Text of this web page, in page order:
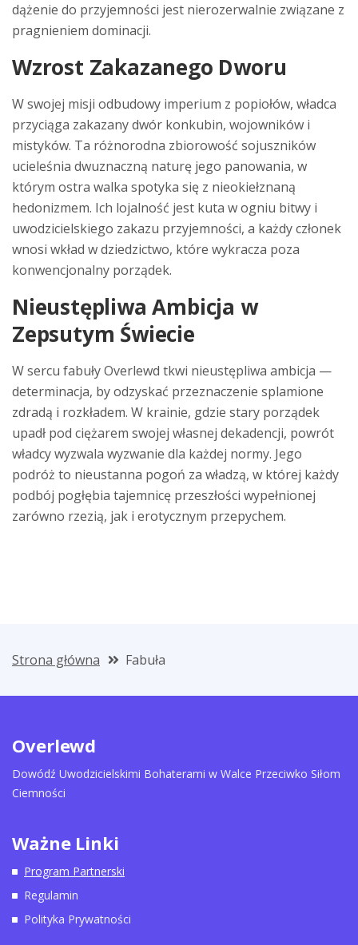
dążenie do przyjemności jest nierozerwalnie związane z
pragnieniem dominacji.
Wzrost Zakazanego Dworu
W swojej misji odbudowy imperium z popiołów, władca
przyciąga zakazany dwór konkubin, wojowników i
mistyków. Ta różnorodna zbiorowość sojuszników
ucieleśnia dwuznaczną naturę jego panowania, w
którym ostra walka spotyka się z nieokiełznaną
hedonizmem. Ich lojalność jest kuta w ogniu bitwy i
uwodzicielskiego zakazu przyjemności, a każdy członek
wnosi wkład w dziedzictwo, które wykracza poza
konwencjonalny porządek.
Nieustępliwa Ambicja w
Zepsutym Świecie
W sercu fabuły Overlewd tkwi nieustępliwa ambicja —
determinacja, by odzyskać przeznaczenie splamione
zdradą i rozkładem. W krainie, gdzie stary porządek
upadł pod ciężarem swojej własnej dekadencji, powrót
władcy wyzwala wyzwanie dla każdej normy. Jego
podróż to nieustanna pogoń za władzą, w której każdy
podbój pogłębia tajemnicę przeszłości wypełnionej
zarówno rzezią, jak i erotycznym przepychem.
Strona główna Fabuła
Overlewd
Dowódź Uwodzicielskimi Bohaterami w Walce Przeciwko Siłom
Ciemności
Ważne Linki
Program Partnerski
Regulamin
Polityka Prywatności